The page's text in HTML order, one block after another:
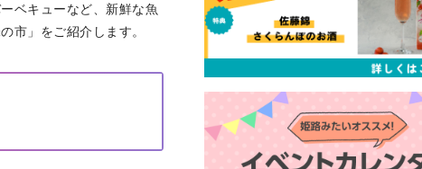
ベキューなど、新鮮な魚
市」をご紹介します。